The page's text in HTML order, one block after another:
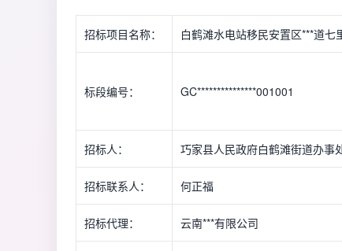
招标项目名称： 白鹤滩水电站移民安置区***道
标段编号： GC***************001001
招标人： 巧家县人民政府白鹤滩街道办事
招标联系人： 何正福
招标代理： 云南***有限公司